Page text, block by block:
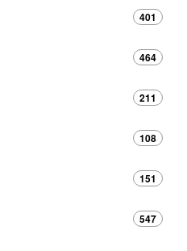
401
464
211
108
151
547